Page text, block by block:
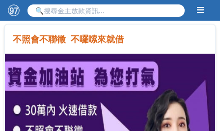
不照會不聯徵 不囉嗦來就借